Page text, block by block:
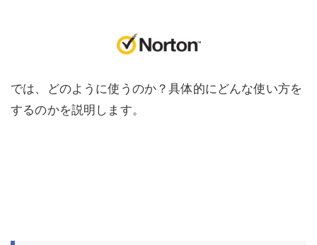
では、どのように使うのか？具体的にどんな使い方を
するのかを説明します。